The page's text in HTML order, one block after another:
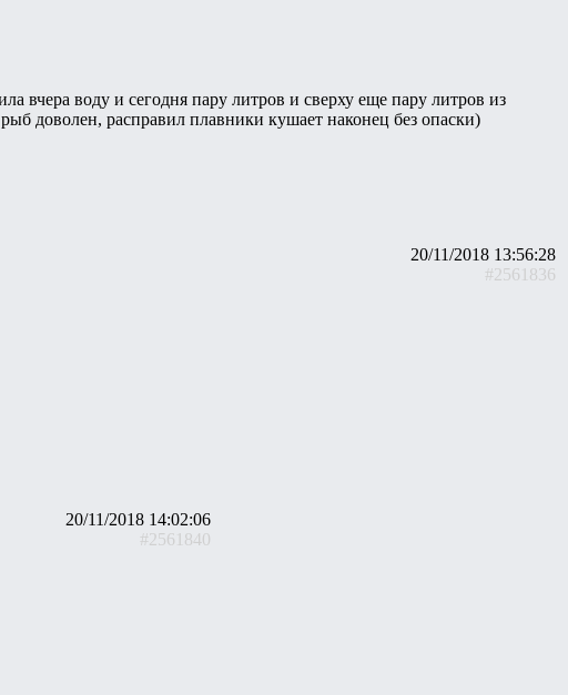
вчера воду и сегодня пару литров и сверху еще пару литров из
доволен, расправил плавники кушает наконец без опаски)
20/11/2018 13:56:28
#2561836
20/11/2018 14:02:06
#2561840